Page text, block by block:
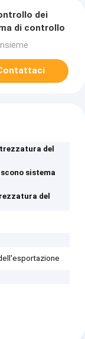
dei
di controllo
del
sistema
del